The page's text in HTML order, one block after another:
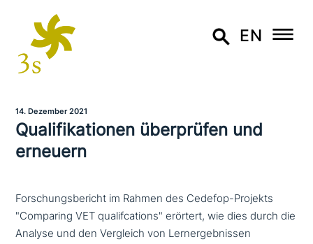
EN
14. Dezember 2021
Qualifikationen über­prü­fen und
erneuern
Forschungsbericht im Rahmen des Cedefop-Projekts
"Comparing VET qualifcations" erörtert, wie dies durch die
Analyse und den Vergleich von Lernergebnissen